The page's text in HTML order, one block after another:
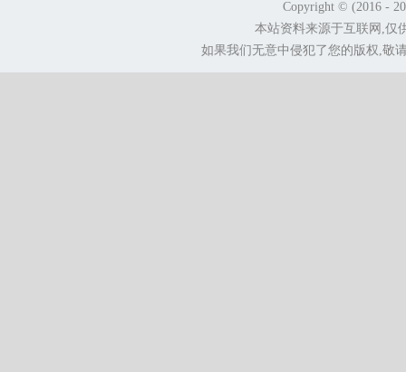
Copyright © (2016 -
本站资料来源于互联网,仅
如果我们无意中侵犯了您的版权,敬